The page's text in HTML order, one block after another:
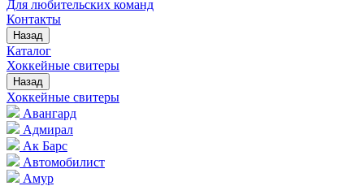
Для любительских команд
Контакты
Назад
Каталог
Хоккейные свитеры
Назад
Хоккейные свитеры
Авангард
Адмирал
Ак Барс
Автомобилист
Амур